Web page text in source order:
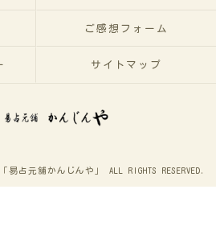
ご感想フォーム
サイトマップ
占元舖かんじんや」 ALL RIGHTS RESERVED.